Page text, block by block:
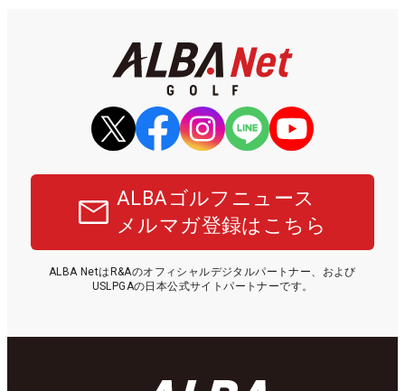
ALBAゴルフニュース
メルマガ登録はこちら
ALBA NetはR&Aのオフィシャルデジタルパートナー、および
USLPGAの日本公式サイトパートナーです。